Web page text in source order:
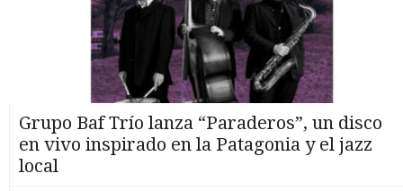
Grupo Baf Trío lanza “Paraderos”, un disco
en vivo inspirado en la Patagonia y el jazz
local